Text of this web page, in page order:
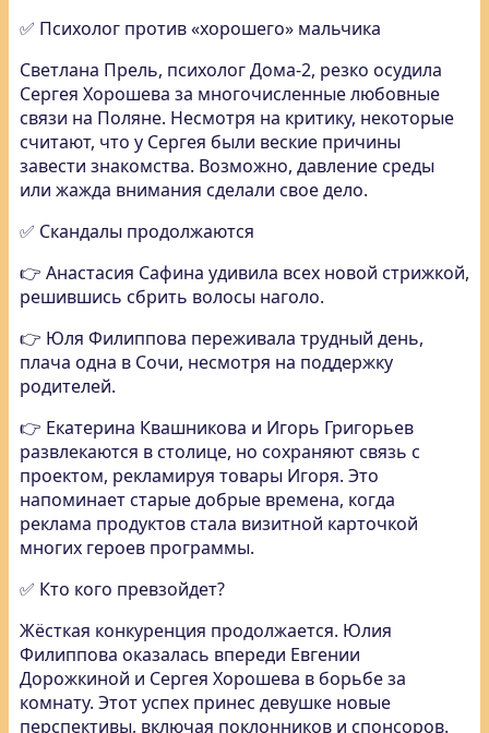
✅ Психолог против «хорошего» мальчика
Светлана Прель, психолог Дома-2, резко осудила
Сергея Хорошева за многочисленные любовные
связи на Поляне. Несмотря на критику, некоторые
считают, что у Сергея были веские причины
завести знакомства. Возможно, давление среды
или жажда внимания сделали свое дело.
✅ Скандалы продолжаются
👉 Анастасия Сафина удивила всех новой стрижкой,
решившись сбрить волосы наголо.
👉 Юля Филиппова переживала трудный день,
плача одна в Сочи, несмотря на поддержку
родителей.
👉 Екатерина Квашникова и Игорь Григорьев
развлекаются в столице, но сохраняют связь с
проектом, рекламируя товары Игоря. Это
напоминает старые добрые времена, когда
реклама продуктов стала визитной карточкой
многих героев программы.
✅ Кто кого превзойдет?
Жёсткая конкуренция продолжается. Юлия
Филиппова оказалась впереди Евгении
Дорожкиной и Сергея Хорошева в борьбе за
комнату. Этот успех принес девушке новые
перспективы, включая поклонников и спонсоров.